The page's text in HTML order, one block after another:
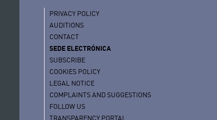
PRIVACY POLICY
AUDITIONS
CONTACT
SEDE ELECTRÓNICA
SUBSCRIBE
COOKIES POLICY
LEGAL NOTICE
COMPLAINTS AND SUGGESTIONS
FOLLOW US
TRANSPARENCY PORTAL